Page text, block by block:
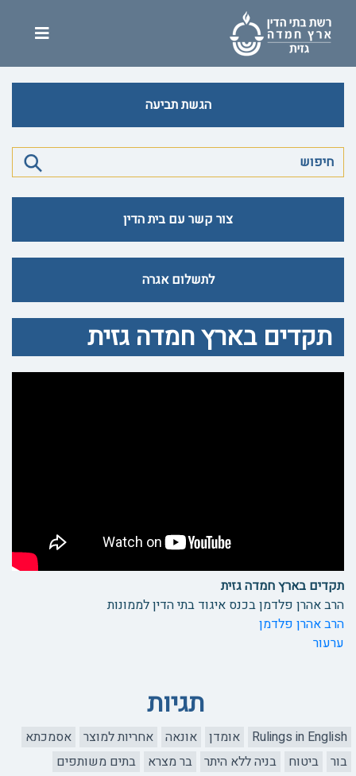
הגשת תביעה
צור קשר עם בית הדין
לתשלום אגרה
תקדים בארץ חמדה גזית
תקדים בארץ חמדה גזית
הרב אהרן פלדמן בכנס איגוד בתי הדין לממונות
הרב אהרן פלדמן
ערעור
תגיות
Rulings in English אומדן אונאה אחריות למוצר
אסמכתא
בור
ביטוח בניה ללא היתר בר מצרא
בתים משותפים